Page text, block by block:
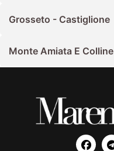
Grosseto - Castiglione
Monte Amiata E Colline